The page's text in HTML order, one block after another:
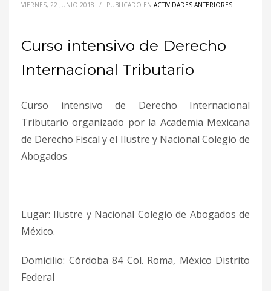
VIERNES, 22 JUNIO 2018 / PUBLICADO EN ACTIVIDADES ANTERIORES
Curso intensivo de Derecho
Internacional Tributario
Curso intensivo de Derecho Internacional
Tributario organizado por la Academia Mexicana
de Derecho Fiscal y el Ilustre y Nacional Colegio de
Abogados
Lugar: Ilustre y Nacional Colegio de Abogados de
México.
Domicilio: Córdoba 84 Col. Roma, México Distrito
Federal